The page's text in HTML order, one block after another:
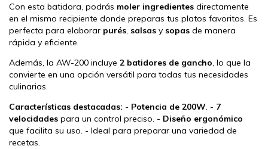
Con esta batidora, podrás moler ingredientes directamente
en el mismo recipiente donde preparas tus platos favoritos. Es
perfecta para elaborar purés, salsas y sopas de manera
rápida y eficiente.
Además, la AW-200 incluye 2 batidores de gancho, lo que la
convierte en una opción versátil para todas tus necesidades
culinarias.
Características destacadas: - Potencia de 200W. - 7
velocidades para un control preciso. - Diseño ergonómico
que facilita su uso. - Ideal para preparar una variedad de
recetas.